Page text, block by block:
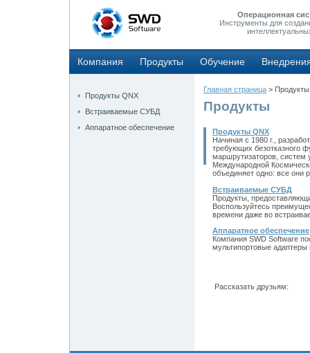
Операционная
Инструменты для
Компания Продукты Обучение
Продукты QNX
Встраиваемые СУБД
Аппаратное обеспечение
Главная страница > Продукты
Продукты
Продукты QNX
Начиная с 1980 г.,
требующих безотказного
маршрутизаторов, систем
Международной
объединяет одно: все они
Встраиваемые СУБД
Продукты,
Воспользуйтесь
времени даже во
Аппаратное обеспечение
Компания SWD Software
мультипортовые
Рассказать друзьям: